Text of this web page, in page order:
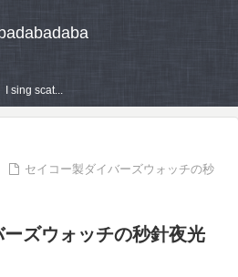
I sing scat...
セイコー製ダイバーズウォッチの秒
ズウォッチの秒針夜光